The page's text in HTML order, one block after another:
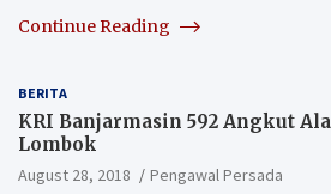
Continue Reading
BERITA
KRI Banjarmasin 592 Angkut
Lombok
August 28, 2018
Pengawal Persada